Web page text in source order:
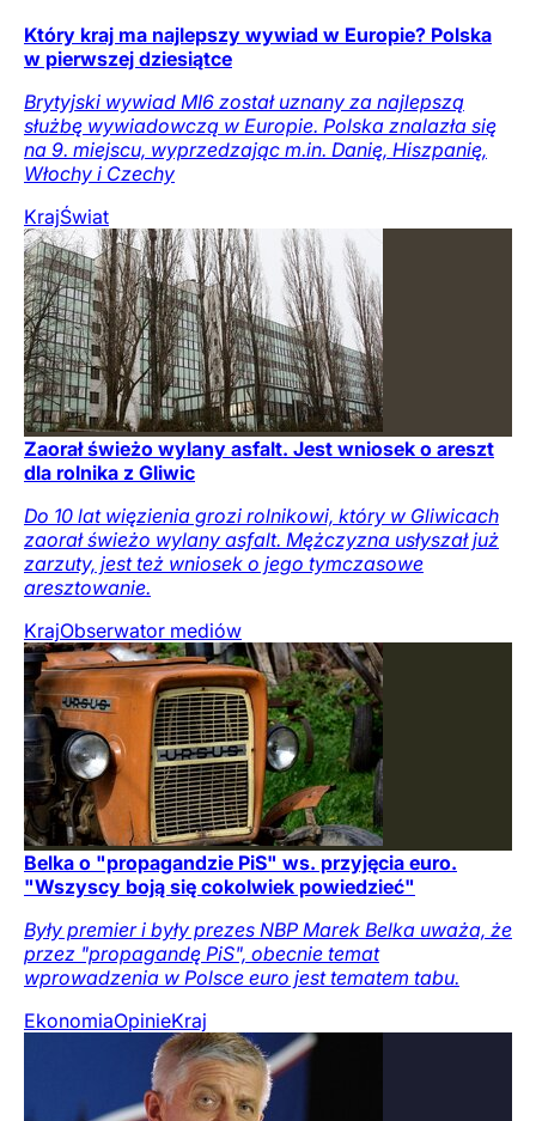
Który kraj ma najlepszy wywiad w Europie? Polska
w pierwszej dziesiątce
Brytyjski wywiad MI6 został uznany za najlepszą
służbę wywiadowczą w Europie. Polska znalazła się
na 9. miejscu, wyprzedzając m.in. Danię, Hiszpanię,
Włochy i Czechy
KrajŚwiat
Zaorał świeżo wylany asfalt. Jest wniosek o areszt
dla rolnika z Gliwic
Do 10 lat więzienia grozi rolnikowi, który w Gliwicach
zaorał świeżo wylany asfalt. Mężczyzna usłyszał już
zarzuty, jest też wniosek o jego tymczasowe
aresztowanie.
KrajObserwator mediów
Belka o "propagandzie PiS" ws. przyjęcia euro.
"Wszyscy boją się cokolwiek powiedzieć"
Były premier i były prezes NBP Marek Belka uważa, że
przez "propagandę PiS", obecnie temat
wprowadzenia w Polsce euro jest tematem tabu.
EkonomiaOpinieKraj